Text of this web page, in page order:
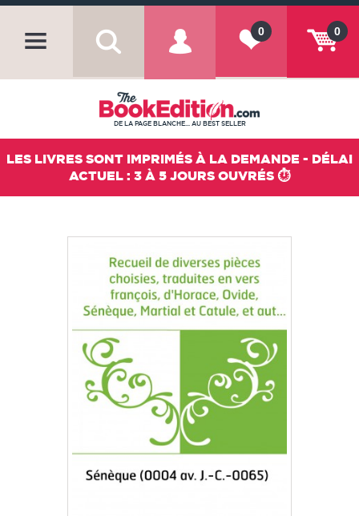
0
0
DE LA PAGE BLANCHE... AU BEST SELLER
LES LIVRES SONT IMPRIMÉS À LA DEMANDE - DÉLAI
ACTUEL : 3 À 5 JOURS OUVRÉS ⏱️